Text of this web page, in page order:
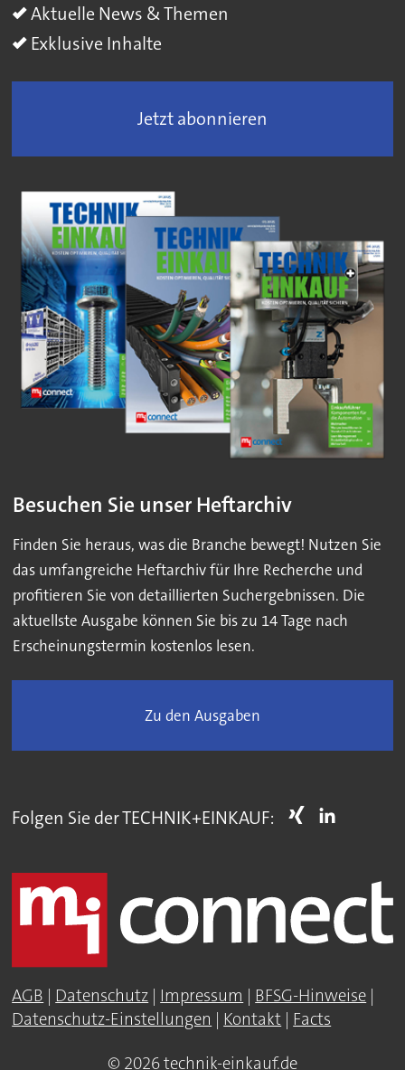
Aktuelle News & Themen
Exklusive Inhalte
Jetzt abonnieren
Besuchen Sie unser Heftarchiv
Finden Sie heraus, was die Branche bewegt! Nutzen Sie
das umfangreiche Heftarchiv für Ihre Recherche und
profitieren Sie von detaillierten Suchergebnissen. Die
aktuellste Ausgabe können Sie bis zu 14 Tage nach
Erscheinungstermin kostenlos lesen.
Zu den Ausgaben
Folgen Sie der TECHNIK+EINKAUF:
AGB | Datenschutz | Impressum | BFSG-Hinweise |
Datenschutz-Einstellungen | Kontakt | Facts
© 2026 technik-einkauf.de